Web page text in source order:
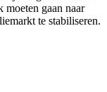
moeten gaan naar
te stabiliseren.